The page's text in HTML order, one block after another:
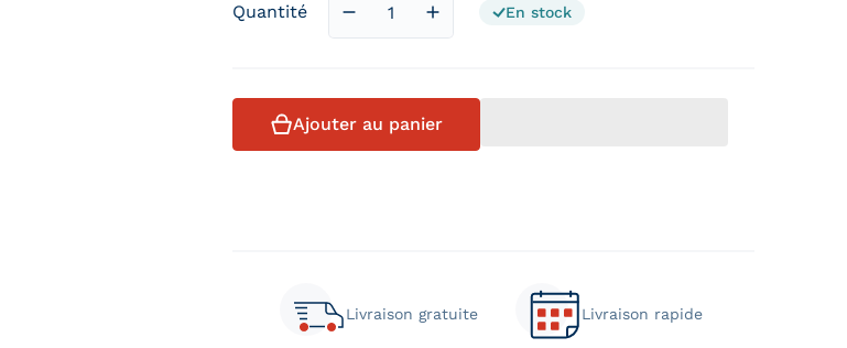
Quantité
Diminuer la quantité pour Tête de lit en tissu saphir
Augmenter la quantité pour Tête de lit en tissu
En stock
Ajouter au panier
Livraison gratuite Livraison rapide